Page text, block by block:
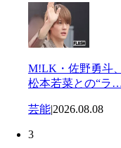
M!LK・佐野勇斗
松本若菜との“ラ
芸能|2026.08.08
3